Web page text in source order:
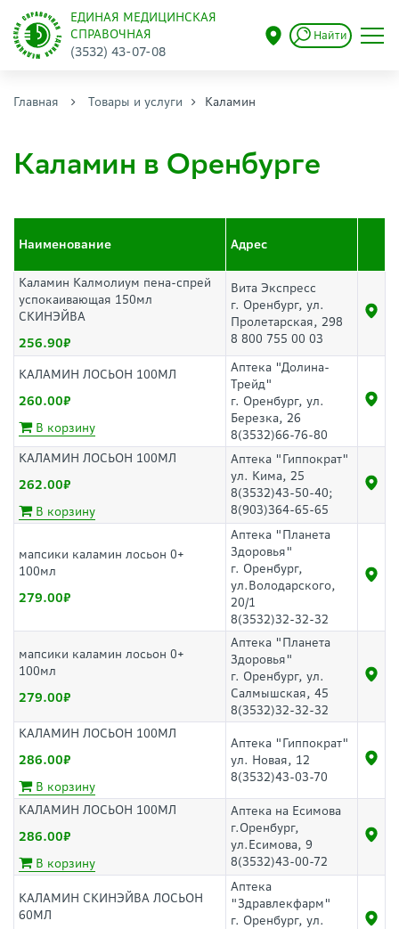
ЕДИНАЯ МЕДИЦИНСКАЯ
СПРАВОЧНАЯ
(3532) 43-07-08
Найти
Главная Товары и услуги Каламин
Каламин в Оренбурге
Наименование Адрес
Каламин Калмолиум пена-спрей
успокаивающая 150мл
СКИНЭЙВА
256.90
Вита Экспресс
г. Оренбург, ул.
Пролетарская, 298
8 800 755 00 03
КАЛАМИН ЛОСЬОН 100МЛ
260.00
В корзину
Аптека "Долина-
Трейд"
г. Оренбург, ул.
Березка, 26
8(3532)66-76-80
КАЛАМИН ЛОСЬОН 100МЛ
262.00
В корзину
Аптека "Гиппократ"
ул. Кима, 25
8(3532)43-50-40;
8(903)364-65-65
мапсики каламин лосьон 0+
100мл
279.00
Аптека "Планета
Здоровья"
г. Оренбург,
ул.Володарского,
20/1
8(3532)32-32-32
мапсики каламин лосьон 0+
100мл
279.00
Аптека "Планета
Здоровья"
г. Оренбург, ул.
Салмышская, 45
8(3532)32-32-32
КАЛАМИН ЛОСЬОН 100МЛ
286.00
В корзину
Аптека "Гиппократ"
ул. Новая, 12
8(3532)43-03-70
КАЛАМИН ЛОСЬОН 100МЛ
286.00
В корзину
Аптека на Есимова
г.Оренбург,
ул.Есимова, 9
8(3532)43-00-72
КАЛАМИН СКИНЭЙВА ЛОСЬОН
60МЛ
Аптека
"Здравлекфарм"
г. Оренбург, ул.